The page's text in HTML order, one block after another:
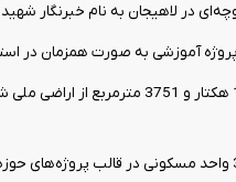
در لاهیجان به نام خبرنگار
بازگشت 13 هکتار و 3751 مترمربع
اجرای 3532 واحد مسکونی در قالب